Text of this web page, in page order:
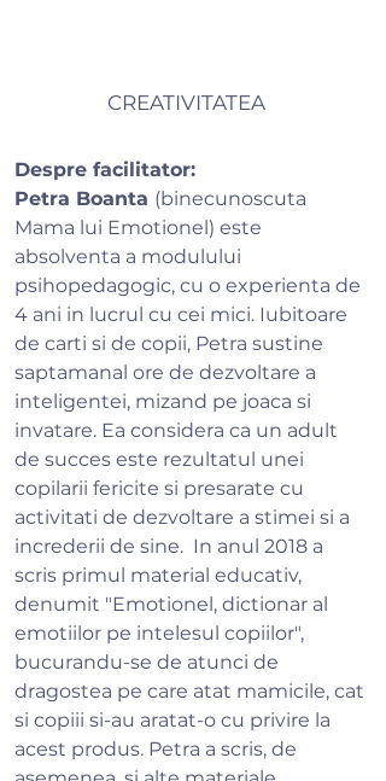
CREATIVITATEA
Despre facilitator:
Petra Boanta (binecunoscuta
Mama lui Emotionel) este
absolventa a modulului
psihopedagogic, cu o experienta de
4 ani in lucrul cu cei mici. Iubitoare
de carti si de copii, Petra sustine
saptamanal ore de dezvoltare a
inteligentei, mizand pe joaca si
invatare. Ea considera ca un adult
de succes este rezultatul unei
copilarii fericite si presarate cu
activitati de dezvoltare a stimei si a
increderii de sine. In anul 2018 a
scris primul material educativ,
denumit "Emotionel, dictionar al
emotiilor pe intelesul copiilor",
bucurandu-se de atunci de
dragostea pe care atat mamicile, cat
si copiii si-au aratat-o cu privire la
acest produs. Petra a scris, de